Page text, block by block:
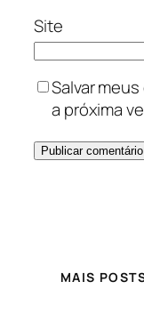
Site
Salvar
a próxima
MAIS